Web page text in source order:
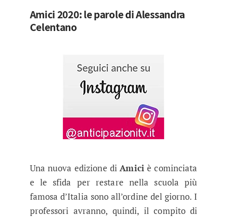
Amici 2020: le parole di Alessandra
Celentano
Una nuova edizione diAmiciè cominciata
e le sfida per restare nella scuola più
famosa d’Italia sono all’ordine del giorno. I
professori avranno, quindi, il compito di